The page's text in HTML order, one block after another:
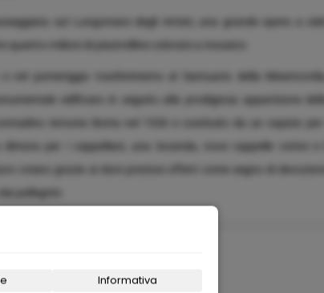
Informativa
sul Lungomare degli Artisti, una grande opera a cielo
quattro milioni di piastrelline colorate a mosaico.
e nel pomeriggio trasferimento al Santuario della Misericordia,
edificato in seguito alla prodigiosa apparizione della
Antonio Botta nel 1536 e costituito da un ospizio per i
dimora per i cappellani, una locanda, nove cappelle votive e il
creato grazie ai doni preziosi offerti come segno di devozione
pellegrini.